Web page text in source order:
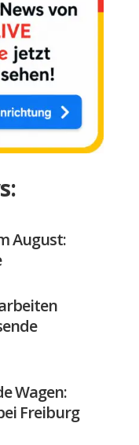
August:
Wagen:
Freiburg